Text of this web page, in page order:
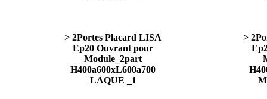
> 2Portes Placard LISA
Ep20 Ouvrant pour
Module_2part
H400a600xL600a700
LAQUE _1
>